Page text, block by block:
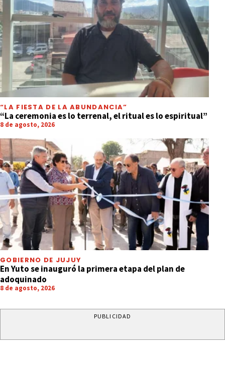
“LA FIESTA DE LA ABUNDANCIA”
“La ceremonia es lo terrenal, el ritual es lo espiritual”
8 de agosto, 2026
GOBIERNO DE JUJUY
En Yuto se inauguró la primera etapa del plan de
adoquinado
8 de agosto, 2026
PUBLICIDAD